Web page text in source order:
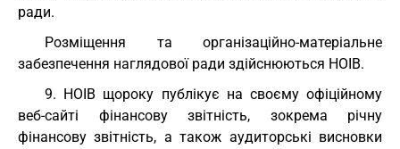
ради.
Розміщення та організаційно-матеріальне
забезпечення наглядової ради здійснюються НОІВ.
9. НОІВ щороку публікує на своєму офіційному
веб-сайті фінансову звітність, зокрема річну
фінансову звітність, а також аудиторські висновки